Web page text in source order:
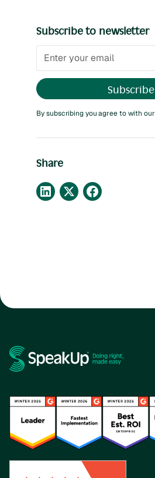
Subscribe to newsletter
By subscribing you agree to with our
Share